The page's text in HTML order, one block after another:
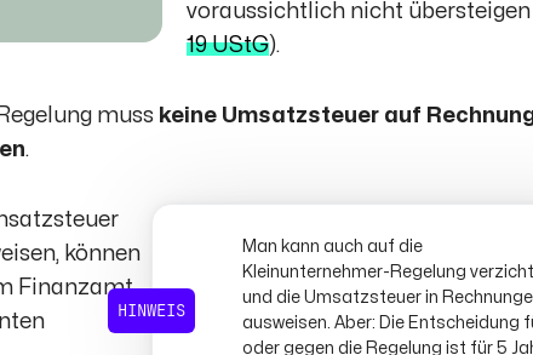
voraussichtlich nicht übersteigen
19 UStG).
muss keine Umsatzsteuer auf
.
können
Finanzamt
HINWEIS
Man kann auch auf die
Kleinunternehmer-Regelung
und die Umsatzsteuer in
ausweisen. Aber: Die Entscheidung
oder gegen die Regelung ist für 5